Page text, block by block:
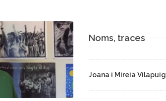
Noms, traces
Joana i Mireia Vilapuig